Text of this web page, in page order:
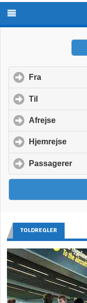
TOLDREGLER